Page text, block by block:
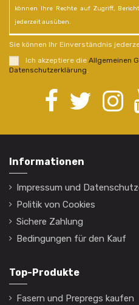
können Ihre Rechte auf Zugriff,
jederzeit ausüben.
Sie können Ihr Einverständnis
Ich akzeptiere die Allgemeinen
Datenschutzerklärung
Informationen
Impressum und
Politik von Cookies
Sichere Zahlung
Bedingungen für den Kauf
Top-Produkte
Fasern und Prepregs kaufen